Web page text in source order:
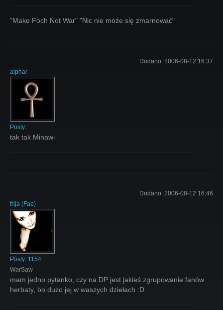
"Make Foch Not War" "Nic nie może się zmarnować"
Dodano: 2006-08-12 16:37
alphar
Posty:
tak tak Minawi
Dodano: 2006-08-12 16:46
frija (Fae)
Posty: 1154
WarSaw
mam jedno pytanko, czy na DP jest jakieś zgrupowanie fanów
herbaty, bo dużo jej w waszych dziełach :D